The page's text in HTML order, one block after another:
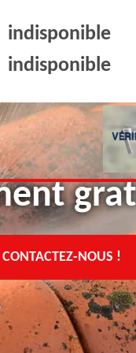
indisponible
indisponible
CONTACTEZ-NOUS !